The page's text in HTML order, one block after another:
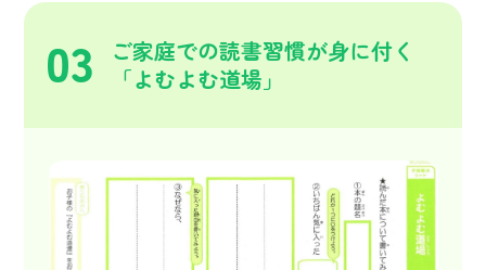
03
ご家庭での読書習慣が身に付く
「よむよむ道場」